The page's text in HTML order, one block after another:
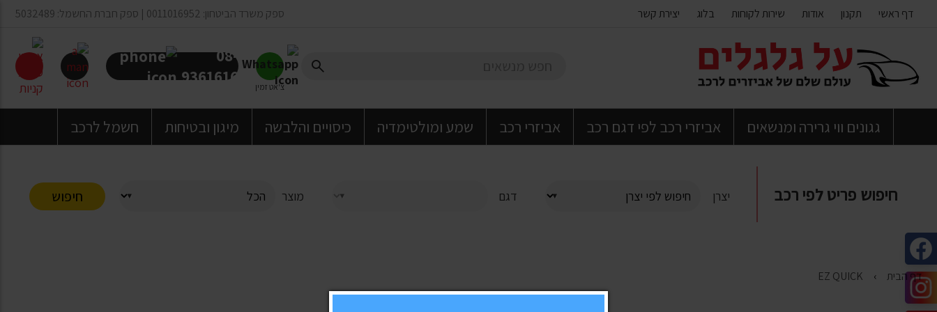
דף ראשי תקנון אודות שירות לקוחות בלוג יצירת קשר ספק משרד הביטחון: 0011016952 | ספק חברת החשמל: 5032489
צ'אט זמין
08-
9361616
גגונים ווי גרירה ומנשאים אביזרי רכב לפי דגם רכב אביזרי רכב שמע ומולטימדיה כיסויים והלבשה מיגון ובטיחות חשמל לרכב
חיפוש פריט לפי רכב יצרן דגם מוצר חיפוש
דף הבית EZ QUICK